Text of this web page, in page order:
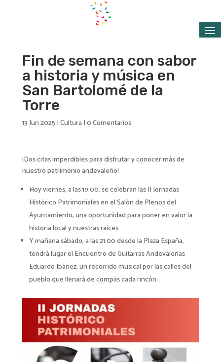
Fin de semana con sabor
a historia y música en
San Bartolomé de la
Torre
13 Jun 2025 |Cultura |0 Comentarios
¡Dos citas imperdibles para disfrutar y conocer más de
nuestro patrimonio andevaleño!
Hoy viernes, a las 19:00, se celebran las II Jornadas
Histórico Patrimoniales en el Salón de Plenos del
Ayuntamiento, una oportunidad para poner en valor la
historia local y nuestras raíces.
Y mañana sábado, a las 21:00 desde la Plaza España,
tendrá lugar el Encuentro de Guitarras Andevaleñas
Eduardo Ibáñez, un recorrido musical por las calles del
pueblo que llenará de compás cada rincón.